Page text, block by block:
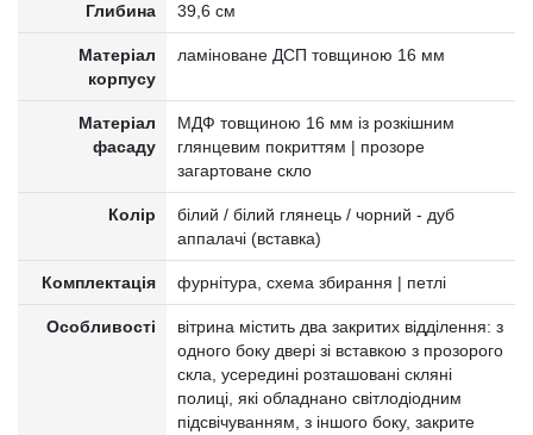
Глибина 39,6 см
Матеріал
корпусу
ламіноване ДСП товщиною 16 мм
Матеріал
фасаду
МДФ товщиною 16 мм із розкішним
глянцевим покриттям | прозоре
загартоване скло
Колір
білий / білий глянець / чорний - дуб
аппалачі (вставка)
Комплектація фурнітура, схема збирання | петлі
Особливості
вітрина містить два закритих відділення: з
одного боку двері зі вставкою з прозорого
скла, усередині розташовані скляні
полиці, які обладнано світлодіодним
підсвічуванням, з іншого боку, закрите